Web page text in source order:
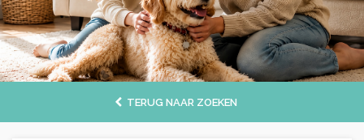
TERUG NAAR ZOEKEN